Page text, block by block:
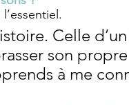
Celle
son
à me